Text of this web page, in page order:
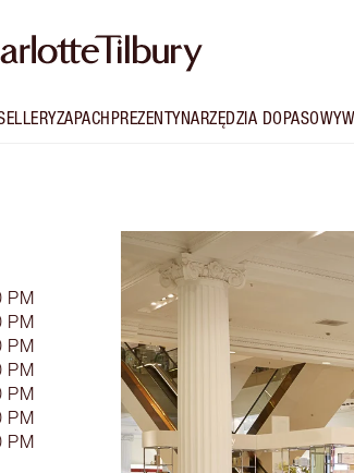
ZAPACHPREZENTYNARZĘDZIA
PM
PM
PM
PM
PM
PM
PM